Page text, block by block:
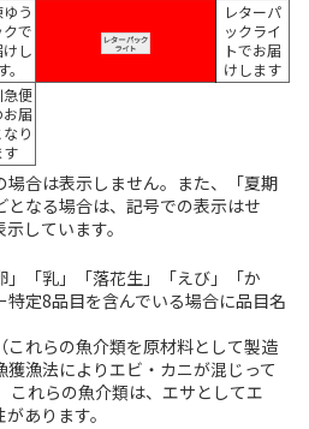
う
クで
けし
。
レターパ
ックライ
トでお届
けします
便
届
り
す
場合は表示しません。また、「夏期
なる場合は、記号での表示はせ
しています。
「乳」「落花生」「えび」「か
定8品目を含んでいる場合に品目名
れらの魚介類を原材料として製造
漁法によりエビ・カニが混じって
これらの魚介類は、エサとしてエ
あります。